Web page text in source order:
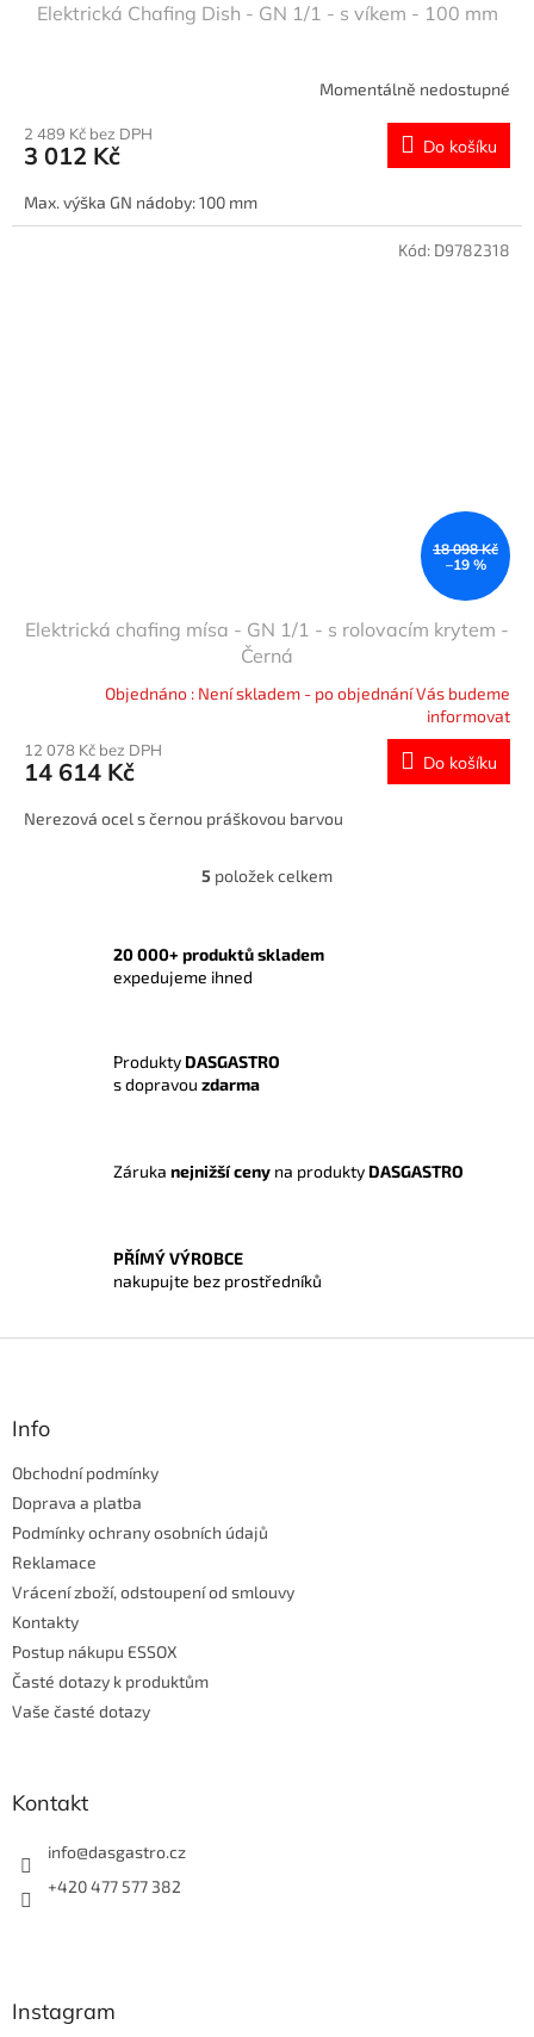
Elektrická Chafing Dish - GN 1/1 - s víkem - 100 mm
Momentálně nedostupné
2 489 Kč bez DPH
3 012 Kč Do košíku
Max. výška GN nádoby: 100 mm
18 098 Kč
–19 %
Elektrická chafing mísa - GN 1/1 - s rolovacím krytem -
Černá
Objednáno : Není skladem - po objednání Vás budeme
informovat
12 078 Kč bez DPH
14 614 Kč Do košíku
Nerezová ocel s černou práškovou barvou
Kód: D9782318
O
á
p
v
s
u
5 položek celkem
20 000+ produktů skladem
expedujeme ihned
Produkty DASGASTRO
s dopravou zdarma
Záruka nejnižší ceny na produkty DASGASTRO
PŘÍMÝ VÝROBCE
nakupujte bez prostředníků
Info
Obchodní podmínky
Doprava a platba
Podmínky ochrany osobních údajů
Reklamace
Vrácení zboží, odstoupení od smlouvy
Kontakty
Postup nákupu ESSOX
Časté dotazy k produktům
Vaše časté dotazy
Kontakt
info@dasgastro.cz
+420 477 577 382
Instagram